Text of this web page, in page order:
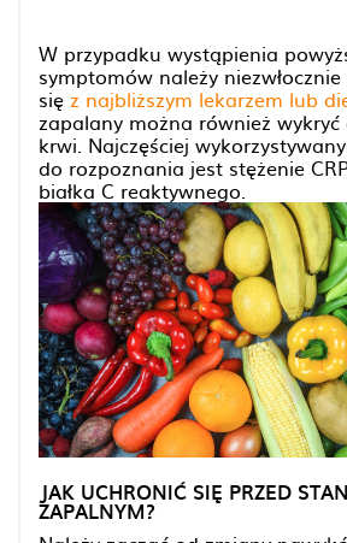
W przypadku wystąpienia
symptomów należy
się z najbliższym lekarzem lub
zapalany można również
krwi. Najczęściej
do rozpoznania jest stężenie
białka C reaktywnego.
JAK UCHRONIĆ SIĘ PRZED
ZAPALNYM?